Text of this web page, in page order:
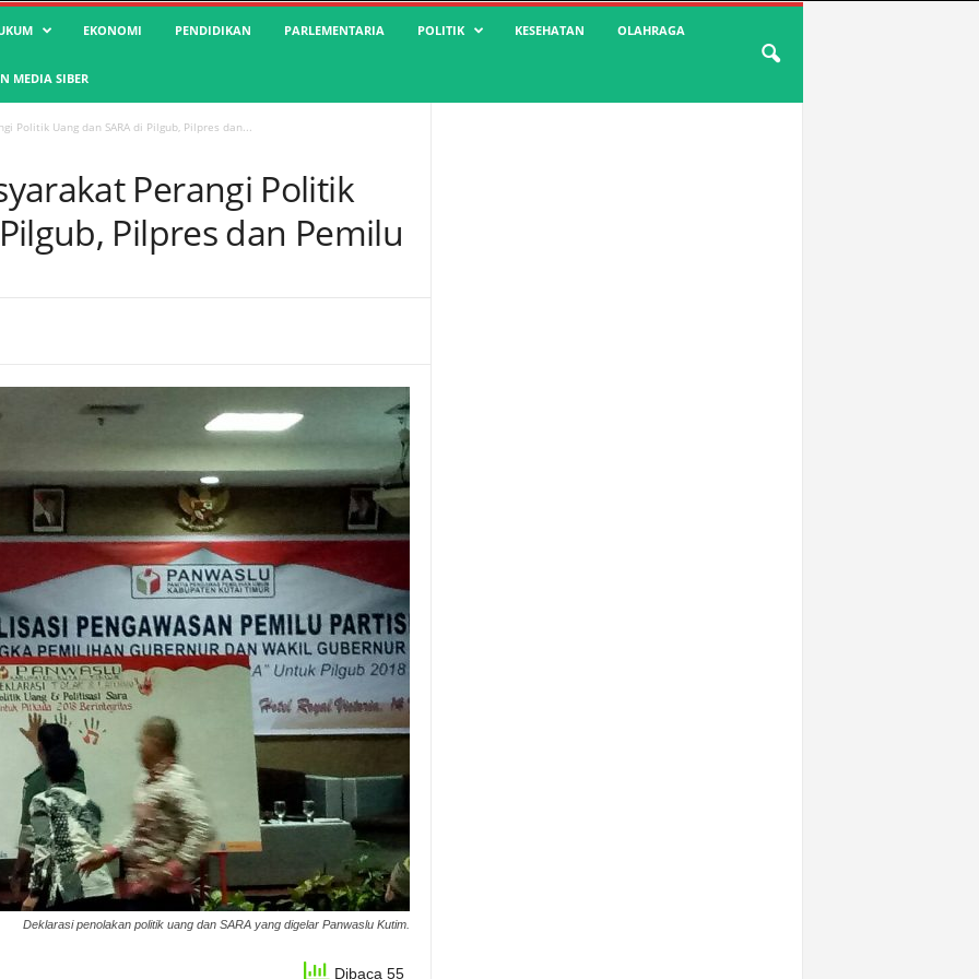
EKONOMI PENDIDIKAN PARLEMENTARIA POLITIK KESEHATAN OLAHRAGA
MEDIA SIBER
Politik Uang dan SARA di Pilgub, Pilpres dan...
Perangi Politik
Pilpres dan Pemilu
Deklarasi penolakan politik uang dan SARA yang digelar Panwaslu Kutim.
Dibaca 55